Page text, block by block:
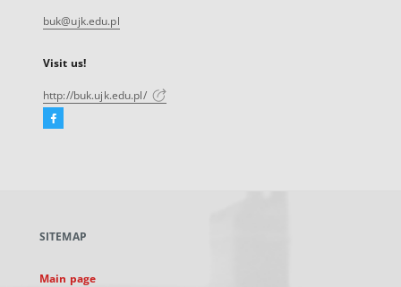
buk@ujk.edu.pl
Visit us!
http://buk.ujk.edu.pl/
Facebook
new
SITEMAP
Main page